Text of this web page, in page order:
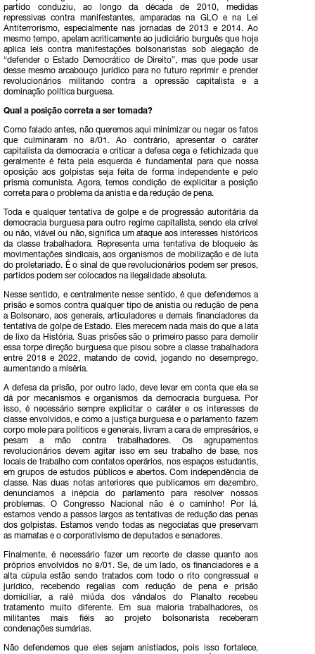
partido conduziu, ao longo da década de 2010, medidas
repressivas contra manifestantes, amparadas na GLO e na Lei
Antiterrorismo, especialmente nas jornadas de 2013 e 2014. Ao
mesmo tempo, apelam acriticamente ao judiciário burguês que hoje
aplica leis contra manifestações bolsonaristas sob alegação de
“defender o Estado Democrático de Direito”, mas que pode usar
desse mesmo arcabouço jurídico para no futuro reprimir e prender
revolucionários militando contra a opressão capitalista e a
dominação política burguesa.
Qual a posição correta a ser tomada?
Como falado antes, não queremos aqui minimizar ou negar os fatos
que culminaram no 8/01. Ao contrário, apresentar o caráter
capitalista da democracia e criticar a defesa cega e fetichizada que
geralmente é feita pela esquerda é fundamental para que nossa
oposição aos golpistas seja feita de forma independente e pelo
prisma comunista. Agora, temos condição de explicitar a posição
correta para o problema da anistia e da redução de pena.
Toda e qualquer tentativa de golpe e de progressão autoritária da
democracia burguesa para outro regime capitalista, sendo ela crível
ou não, viável ou não, significa um ataque aos interesses históricos
da classe trabalhadora. Representa uma tentativa de bloqueio às
movimentações sindicais, aos organismos de mobilização e de luta
do proletariado. É o sinal de que revolucionários podem ser presos,
partidos podem ser colocados na ilegalidade absoluta.
Nesse sentido, e centralmente nesse sentido, é que defendemos a
prisão e somos contra qualquer tipo de anistia ou redução de pena
a Bolsonaro, aos generais, articuladores e demais financiadores da
tentativa de golpe de Estado. Eles merecem nada mais do que a lata
de lixo da História. Suas prisões são o primeiro passo para demolir
essa torpe direção burguesa que pisou sobre a classe trabalhadora
entre 2018 e 2022, matando de covid, jogando no desemprego,
aumentando a miséria.
A defesa da prisão, por outro lado, deve levar em conta que ela se
dá por mecanismos e organismos da democracia burguesa. Por
isso, é necessário sempre explicitar o caráter e os interesses de
classe envolvidos, e como a justiça burguesa e o parlamento fazem
corpo mole para políticos e generais, livram a cara de empresários, e
pesam a mão contra trabalhadores. Os agrupamentos
revolucionários devem agitar isso em seu trabalho de base, nos
locais de trabalho com contatos operários, nos espaços estudantis,
em grupos de estudos públicos e abertos. Com independência de
classe. Nas duas notas anteriores que publicamos em dezembro,
denunciamos a inépcia do parlamento para resolver nossos
problemas. O Congresso Nacional não é o caminho! Por lá,
estamos vendo a passos largos as tentativas de redução das penas
dos golpistas. Estamos vendo todas as negociatas que preservam
as mamatas e o corporativismo de deputados e senadores.
Finalmente, é necessário fazer um recorte de classe quanto aos
próprios envolvidos no 8/01. Se, de um lado, os financiadores e a
alta cúpula estão sendo tratados com todo o rito congressual e
jurídico, recebendo regalias com redução de pena e prisão
domiciliar, a ralé miúda dos vândalos do Planalto recebeu
tratamento muito diferente. Em sua maioria trabalhadores, os
militantes mais fiéis ao projeto bolsonarista receberam
condenações sumárias.
Não defendemos que eles sejam anistiados, pois isso fortalece,